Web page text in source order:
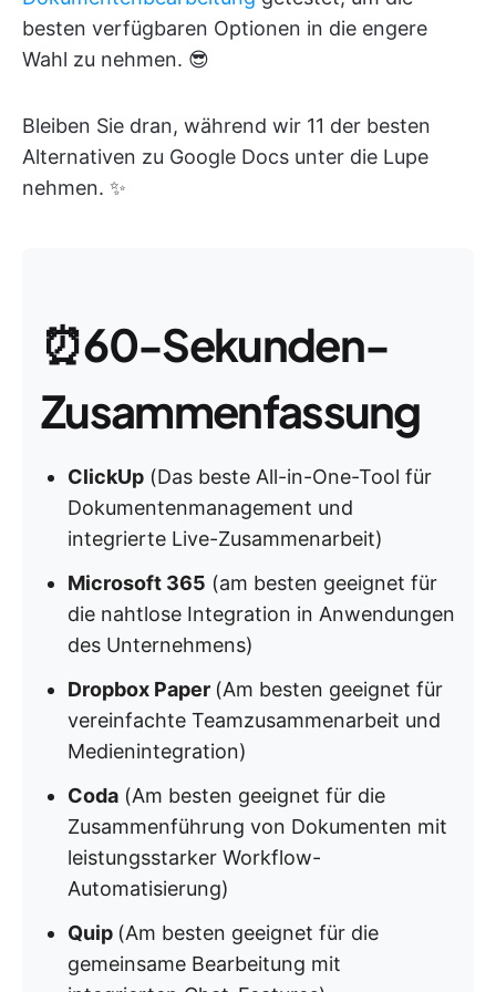
besten verfügbaren Optionen in die engere
Wahl zu nehmen. 😎
Bleiben Sie dran, während wir 11 der besten
Alternativen zu Google Docs unter die Lupe
nehmen. ✨
⏰60-Sekunden-
Zusammenfassung
ClickUp (Das beste All-in-One-Tool für
Dokumentenmanagement und
integrierte Live-Zusammenarbeit)
Microsoft 365 (am besten geeignet für
die nahtlose Integration in Anwendungen
des Unternehmens)
Dropbox Paper (Am besten geeignet für
vereinfachte Teamzusammenarbeit und
Medienintegration)
Coda (Am besten geeignet für die
Zusammenführung von Dokumenten mit
leistungsstarker Workflow-
Automatisierung)
Quip (Am besten geeignet für die
gemeinsame Bearbeitung mit